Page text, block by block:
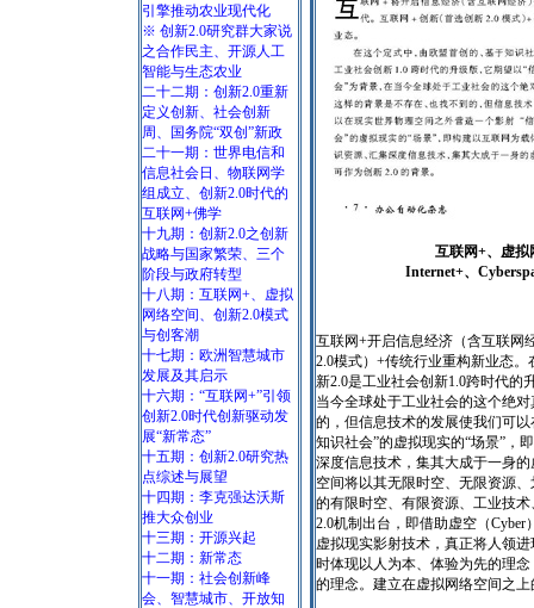
引擎推动农业现代化
※ 创新2.0研究群大家说
之合作民主、开源人工
智能与生态农业
二十二期：创新2.0重新
定义创新、社会创新
周、国务院“双创”新政
二十一期：世界电信和
信息社会日、物联网学
组成立、创新2.0时代的
互联网+佛学
十九期：创新2.0之创新
战略与国家繁荣、三个
阶段与政府转型
十八期：互联网+、虚拟
网络空间、创新2.0模式
与创客潮
十七期：欧洲智慧城市
发展及其启示
十六期：“互联网+”引领
创新2.0时代创新驱动发
展“新常态”
十五期：创新2.0研究热
点综述与展望
十四期：李克强达沃斯
推大众创业
十三期：开源兴起
十二期：新常态
十一期：社会创新峰
会、智慧城市、开放知
互联网+、虚拟
Internet+、
互联网+开启信息经济（含互联网
2.0模式）+传统行业重构新业态
新2.0是工业社会创新1.0跨时代的
当今全球处于工业社会的这个绝
的，但信息技术的发展使我们可
知识社会”的虚拟现实的“场景”，
深度信息技术，集其大成于一身
空间将以其无限时空、无限资源
的有限时空、有限资源、工业技
2.0机制出台，即借助虚空（
虚拟现实影射技术，真正将人领
时体现以人为本、体验为先的理
的理念。建立在虚拟网络空间之